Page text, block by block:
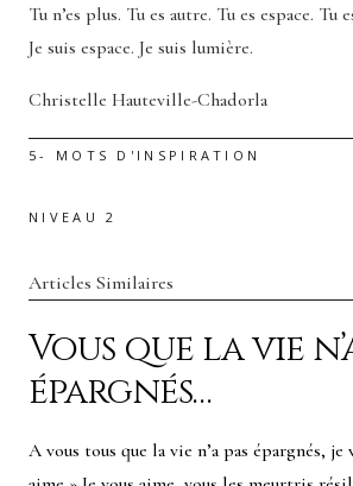
Tu n’es plus. Tu es autre. Tu es espace. Tu
Je suis espace. Je suis lumière.
Christelle Hauteville-Chadorla
5- MOTS D'INSPIRATION
NIVEAU 2
Articles Similaires
Vous que la vie
épargnés…
A vous tous que la vie n’a pas épargnés, je